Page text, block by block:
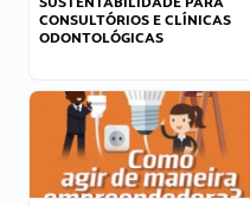
CONSULTÓRIOS E CLÍNICAS
ODONTOLÓGICAS